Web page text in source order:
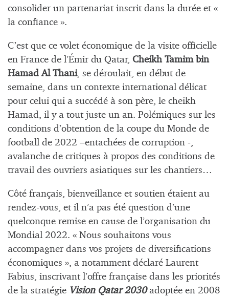
consolider un partenariat inscrit dans la durée et «
la confiance ».
C’est que ce volet économique de la visite officielle
en France de l’Émir du Qatar, Cheikh Tamim bin
Hamad Al Thani, se déroulait, en début de
semaine, dans un contexte international délicat
pour celui qui a succédé à son père, le cheikh
Hamad, il y a tout juste un an. Polémiques sur les
conditions d’obtention de la coupe du Monde de
football de 2022 –entachées de corruption -,
avalanche de critiques à propos des conditions de
travail des ouvriers asiatiques sur les chantiers…
Côté français, bienveillance et soutien étaient au
rendez-vous, et il n’a pas été question d’une
quelconque remise en cause de l’organisation du
Mondial 2022. « Nous souhaitons vous
accompagner dans vos projets de diversifications
économiques », a notamment déclaré Laurent
Fabius, inscrivant l’offre française dans les priorités
de la stratégie Vision Qatar 2030adoptée en 2008